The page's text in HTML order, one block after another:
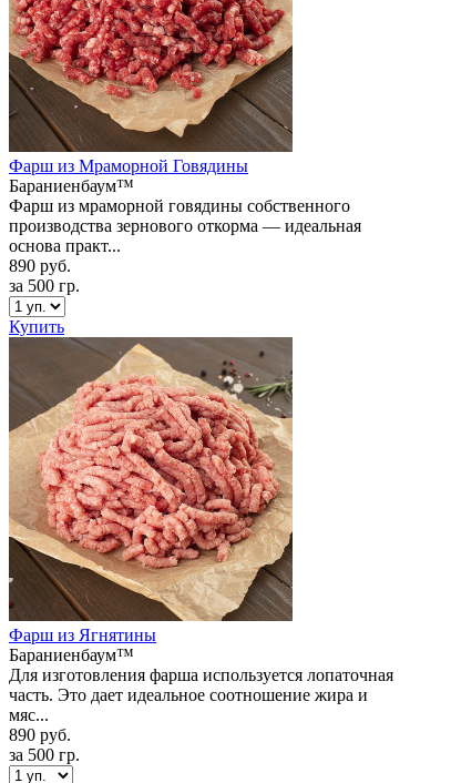
Фарш из Мраморной Говядины
Бараниенбаум™
Фарш из мраморной говядины собственного
производства зернового откорма — идеальная
основа практ...
890 руб.
за 500 гр.
Купить
Фарш из Ягнятины
Бараниенбаум™
Для изготовления фарша используется лопаточная
часть. Это дает идеальное соотношение жира и
мяс...
890 руб.
за 500 гр.